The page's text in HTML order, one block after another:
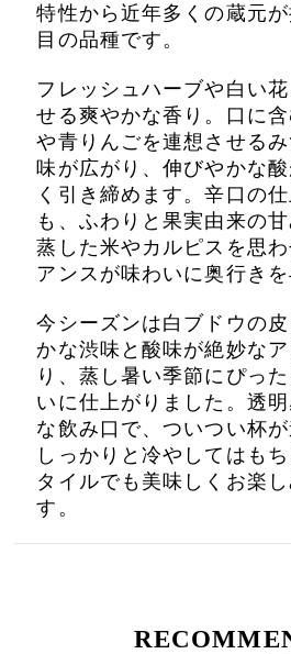
特性から近年多くの蔵元
目の品種です。
フレッシュハーブや白い
せる爽やかな香り。口に
や青りんごを連想させる
味が広がり、伸びやかな
く引き締めます。辛口の
も、ふわりと果実由来の甘
蒸した米やカルピスを思
アンスが味わいに奥行きを
今シーズンは白ブドウの
かな渋味と酸味が絶妙な
り、蒸し暑い季節にぴっ
いに仕上がりました。透
な飲み口で、ついつい杯が
しっかりと冷やしてはも
タイルでも美味しくお楽
す。